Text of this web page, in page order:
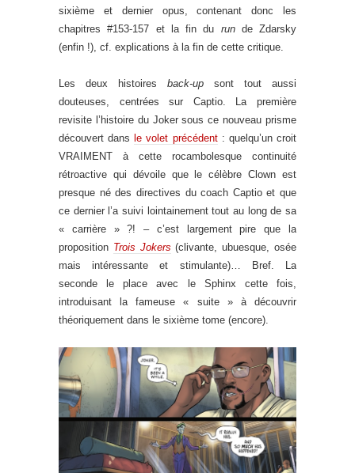
sixième et dernier opus, contenant donc les
chapitres #153-157 et la fin du runde Zdarsky
(enfin !), cf. explications à la fin de cette critique.
Les deux histoires back-up sont tout aussi
douteuses, centrées sur Captio. La première
revisite l’histoire du Joker sous ce nouveau prisme
découvert dans le volet précédent: quelqu’un croit
VRAIMENT à cette rocambolesque continuité
rétroactive qui dévoile que le célèbre Clown est
presque né des directives du coach Captio et que
ce dernier l’a suivi lointainement tout au long de sa
« carrière » ?! – c’est largement pire que la
proposition Trois Jokers (clivante, ubuesque, osée
mais intéressante et stimulante)… Bref. La
seconde le place avec le Sphinx cette fois,
introduisant la fameuse « suite » à découvrir
théoriquement dans le sixième tome (encore).